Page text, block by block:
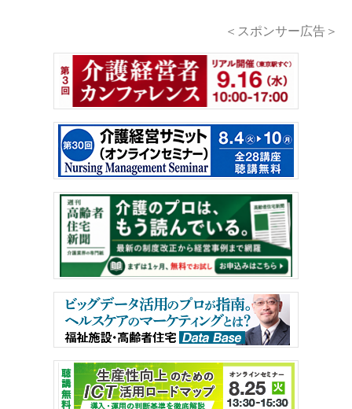
＜スポンサー広告＞